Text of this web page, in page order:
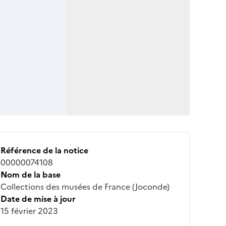
Référence de la notice
00000074108
Nom de la base
Collections des musées de France (Joconde)
Date de mise à jour
15 février 2023